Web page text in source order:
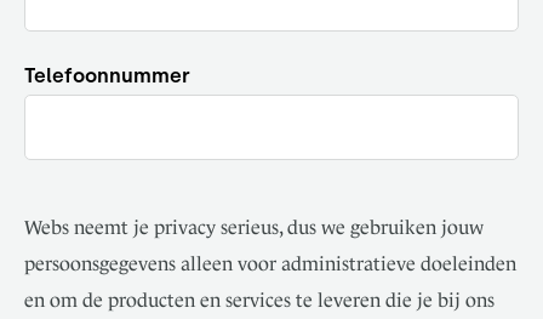
Telefoonnummer
Webs neemt je privacy serieus, dus we gebruiken jouw
persoonsgegevens alleen voor administratieve doeleinden
en om de producten en services te leveren die je bij ons